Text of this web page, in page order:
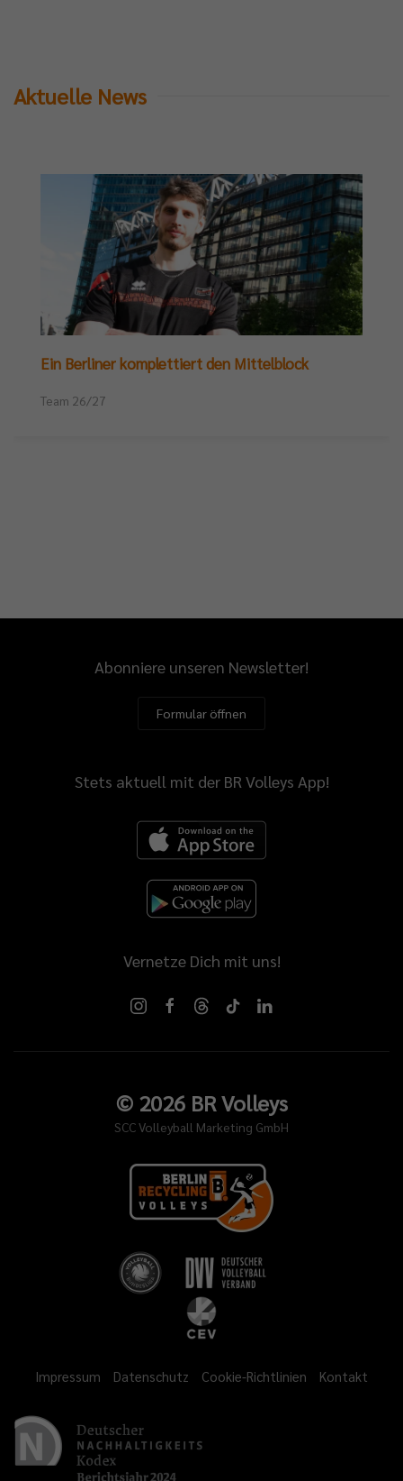
Aktuelle News
Ein Berliner komplettiert den Mittelblock
Team 26/27
Abonniere unseren Newsletter!
Formular öffnen
Stets aktuell mit der BR Volleys App!
Vernetze Dich mit uns!
© 2026BR Volleys
SCC Volleyball Marketing GmbH
Impressum Datenschutz Cookie-Richtlinien Kontakt